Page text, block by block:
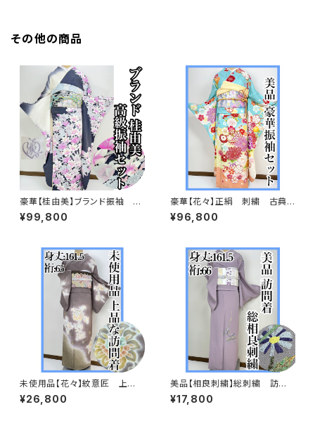
その他の商品
豪華【桂由美】ブランド振袖 正
絹 華麗 振袖セット s746
¥99,800
豪華【花々】正絹 刺繍 古典
柄 振袖セット s703
¥96,800
未使用品【花々】紋意匠 上
品 訪問着 正絹 袷s666
¥26,800
美品【相良刺繍】総刺繍 訪問
着 正絹 袷 s694
¥17,800